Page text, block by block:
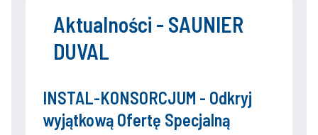
Aktualności - SAUNIER
DUVAL
INSTAL-KONSORCJUM - Odkryj
wyjątkową Ofertę Specjalną